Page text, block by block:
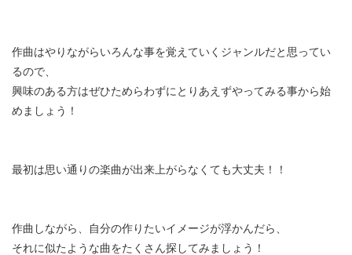
作曲はやりながらいろんな事を覚えていくジャンルだと思ってい
るので、
興味のある方はぜひためらわずにとりあえずやってみる事から始
めましょう！
最初は思い通りの楽曲が出来上がらなくても大丈夫！！
作曲しながら、自分の作りたいイメージが浮かんだら、
それに似たような曲をたくさん探してみましょう！